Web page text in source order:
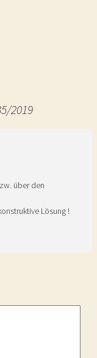
2019
über den
Lösung !